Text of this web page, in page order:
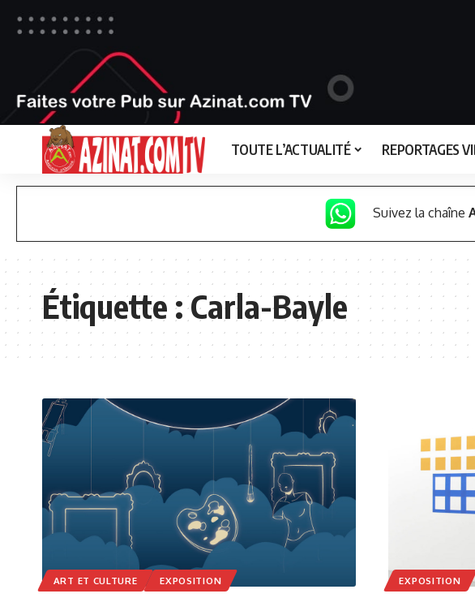
TOUTE L’ACTUALITÉ REPORTAGES
Suivez la chaîne
Étiquette :Carla-Bayle
ART ET CULTURE EXPOSITION EXPOSITION